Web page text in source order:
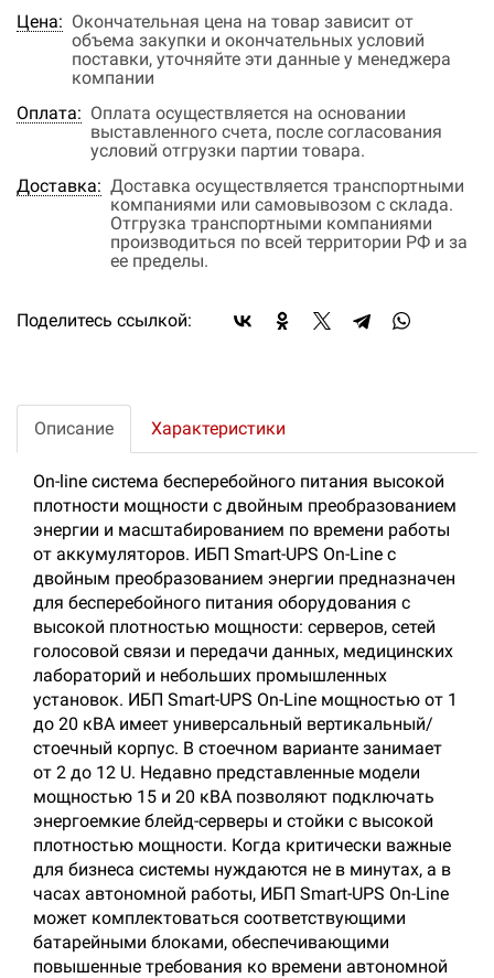
Цена: Окончательная цена на товар зависит от
объема закупки и окончательных условий
поставки, уточняйте эти данные у менеджера
компании
Оплата: Оплата осуществляется на основании
выставленного счета, после согласования
условий отгрузки партии товара.
Доставка: Доставка осуществляется транспортными
компаниями или самовывозом с склада.
Отгрузка транспортными компаниями
производиться по всей территории РФ и за
ее пределы.
Поделитесь ссылкой:
Описание Характеристики
On-line система бесперебойного питания высокой
плотности мощности с двойным преобразованием
энергии и масштабированием по времени работы
от аккумуляторов. ИБП Smart-UPS On-Line с
двойным преобразованием энергии предназначен
для бесперебойного питания оборудования с
высокой плотностью мощности: серверов, сетей
голосовой связи и передачи данных, медицинских
лабораторий и небольших промышленных
установок. ИБП Smart-UPS On-Line мощностью от 1
до 20 кВА имеет универсальный вертикальный/
стоечный корпус. В стоечном варианте занимает
от 2 до 12 U. Недавно представленные модели
мощностью 15 и 20 кВА позволяют подключать
энергоемкие блейд-серверы и стойки с высокой
плотностью мощности. Когда критически важные
для бизнеса системы нуждаются не в минутах, а в
часах автономной работы, ИБП Smart-UPS On-Line
может комплектоваться соответствующими
батарейными блоками, обеспечивающими
повышенные требования ко времени автономной